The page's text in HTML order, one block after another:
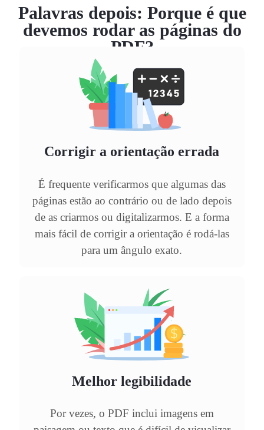
Palavras depois: Porque é que
devemos rodar as páginas do
PDF?
Corrigir a orientação errada
É frequente verificarmos que algumas das
páginas estão ao contrário ou de lado depois
de as criarmos ou digitalizarmos. E a forma
mais fácil de corrigir a orientação é rodá-las
para um ângulo exato.
Melhor legibilidade
Por vezes, o PDF inclui imagens em